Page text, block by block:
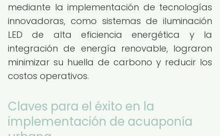
mediante la implementación de tecnologías
innovadoras, como sistemas de iluminación
LED de alta eficiencia energética y la
integración de energía renovable, lograron
minimizar su huella de carbono y reducir los
costos operativos.
Claves para el éxito en la
implementación de acuaponía